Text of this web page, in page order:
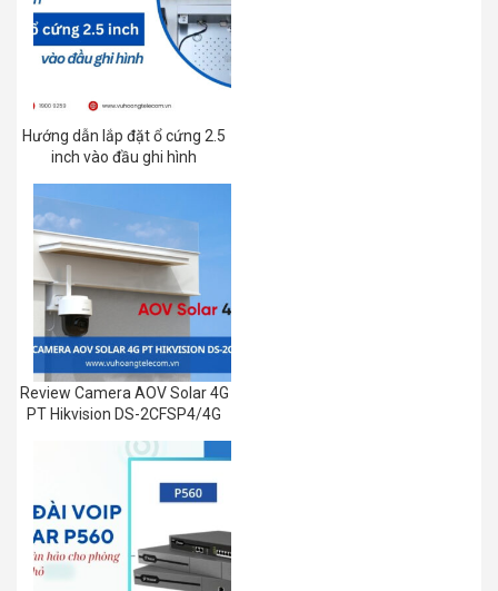
Hướng dẫn lắp đặt ổ cứng 2.5
inch vào đầu ghi hình
Review Camera AOV Solar 4G
PT Hikvision DS-2CFSP4/4G